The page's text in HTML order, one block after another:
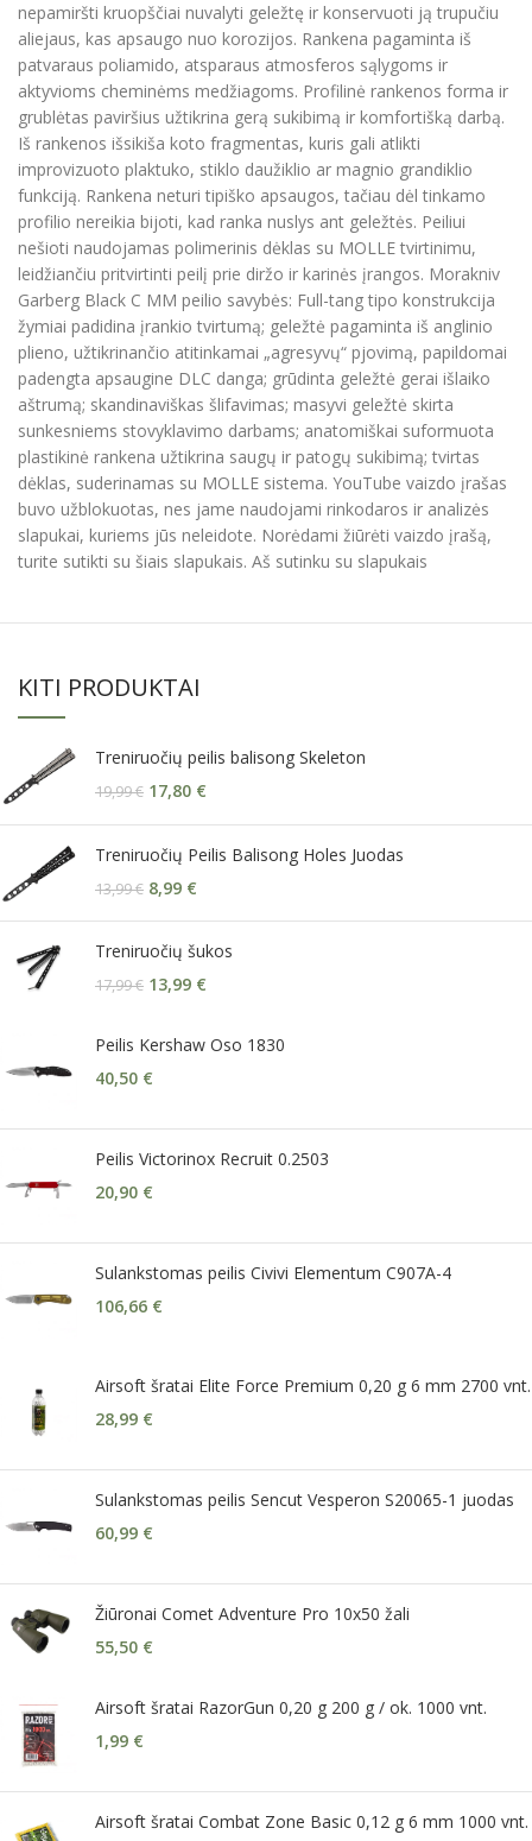
nepamiršti kruopščiai nuvalyti geležtę ir konservuoti ją trupučiu
aliejaus, kas apsaugo nuo korozijos. Rankena pagaminta iš
patvaraus poliamido, atsparaus atmosferos sąlygoms ir
aktyvioms cheminėms medžiagoms. Profilinė rankenos forma ir
grublėtas paviršius užtikrina gerą sukibimą ir komfortišką darbą.
Iš rankenos išsikiša koto fragmentas, kuris gali atlikti
improvizuoto plaktuko, stiklo daužiklio ar magnio grandiklio
funkciją. Rankena neturi tipiško apsaugos, tačiau dėl tinkamo
profilio nereikia bijoti, kad ranka nuslys ant geležtės. Peiliui
nešioti naudojamas polimerinis dėklas su MOLLE tvirtinimu,
leidžiančiu pritvirtinti peilį prie diržo ir karinės įrangos. Morakniv
Garberg Black C MM peilio savybės: Full-tang tipo konstrukcija
žymiai padidina įrankio tvirtumą; geležtė pagaminta iš anglinio
plieno, užtikrinančio atitinkamai „agresyvų“ pjovimą, papildomai
padengta apsaugine DLC danga; grūdinta geležtė gerai išlaiko
aštrumą; skandinaviškas šlifavimas; masyvi geležtė skirta
sunkesniems stovyklavimo darbams; anatomiškai suformuota
plastikinė rankena užtikrina saugų ir patogų sukibimą; tvirtas
dėklas, suderinamas su MOLLE sistema. YouTube vaizdo įrašas
buvo užblokuotas, nes jame naudojami rinkodaros ir analizės
slapukai, kuriems jūs neleidote. Norėdami žiūrėti vaizdo įrašą,
turite sutikti su šiais slapukais. Aš sutinku su slapukais
KITI PRODUKTAI
Treniruočių peilis balisong Skeleton
19,99€ 17,80 €
Treniruočių Peilis Balisong Holes Juodas
13,99€ 8,99 €
Treniruočių šukos
17,99€ 13,99 €
Peilis Kershaw Oso 1830
40,50 €
Peilis Victorinox Recruit 0.2503
20,90 €
Sulankstomas peilis Civivi Elementum C907A-4
106,66 €
Airsoft šratai Elite Force Premium 0,20 g 6 mm 2700 vnt.
28,99 €
Sulankstomas peilis Sencut Vesperon S20065-1 juodas
60,99 €
Žiūronai Comet Adventure Pro 10x50 žali
55,50 €
Airsoft šratai RazorGun 0,20 g 200 g / ok. 1000 vnt.
1,99 €
Airsoft šratai Combat Zone Basic 0,12 g 6 mm 1000 vnt.